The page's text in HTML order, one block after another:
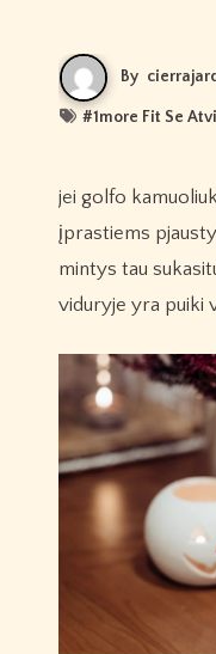
By
#1more Fit Se
jei golfo kamuoliukui aiškiai nepasakysite, kur norite, kad jis padėtų, jis eis ten, kur panorės… ir tikriausiai nepatiks! Štai iššūkis
įprastiems
mintys tau
viduryje yra puiki